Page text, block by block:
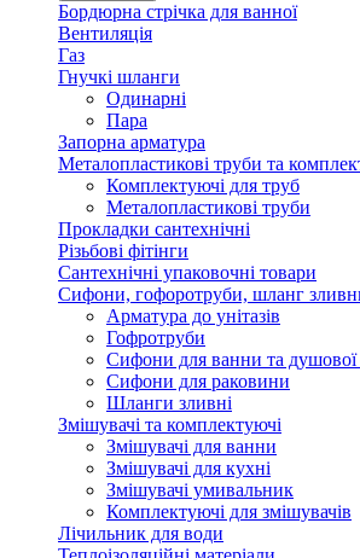
Бордюрна стрічка для ванної
Вентиляція
Газ
Гнучкі шланги
Одинарні
Пара
Запорна арматура
Металопластикові труби та
Комплектуючі для труб
Металопластикові труби
Прокладки сантехнічні
Різьбові фітінги
Сантехнічні упаковочні товари
Сифони, гофоротруби, шланг
Арматура до унітазів
Гофротруби
Сифони для ванни та душової
Сифони для раковини
Шланги зливні
Змішувачі та комплектуючі
Змішувачі для ванни
Змішувачі для кухні
Змішувачі умивальник
Комплектуючі для змішувачів
Лічильник для води